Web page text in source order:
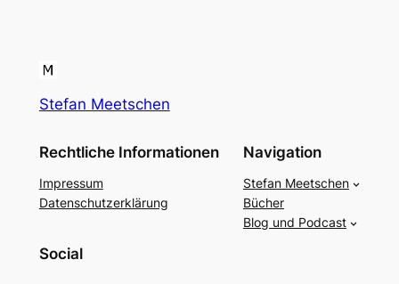
Stefan Meetschen
Rechtliche Informationen
Impressum
Datenschutzerklärung
Navigation
Stefan Meetschen
Bücher
Blog und Podcast
Social